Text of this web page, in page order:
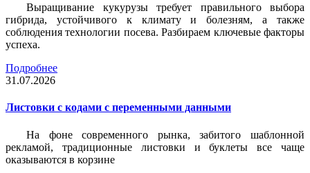
Выращивание кукурузы требует правильного выбора
гибрида, устойчивого к климату и болезням, а также
соблюдения технологии посева. Разбираем ключевые факторы
успеха.
Подробнее
31.07.2026
Листовки c кодами с переменными данными
На фоне современного рынка, забитого шаблонной
рекламой, традиционные листовки и буклеты все чаще
оказываются в корзине